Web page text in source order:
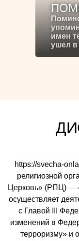
имен
ушел
https://svecha-
религиозной
Церковь» (РПЦ) —
осуществляет
с Главой III
изменений в
терроризму» и